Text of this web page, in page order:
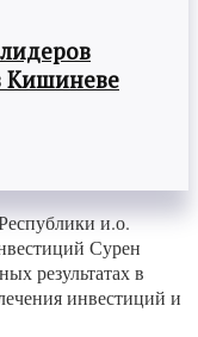
Кишиневе
и.о.
Сурен
результатах в
инвестиций и